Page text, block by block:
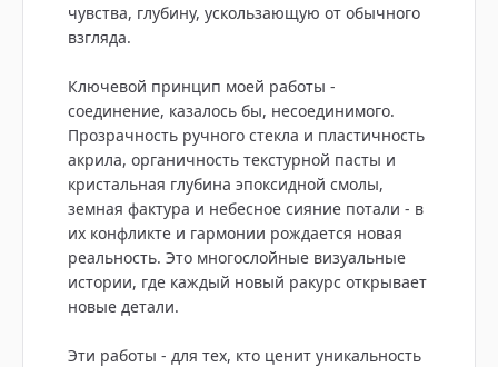
чувства, глубину, ускользающую от обычного
взгляда.
Ключевой принцип моей работы -
соединение, казалось бы, несоединимого.
Прозрачность ручного стекла и пластичность
акрила, органичность текстурной пасты и
кристальная глубина эпоксидной смолы,
земная фактура и небесное сияние потали - в
их конфликте и гармонии рождается новая
реальность. Это многослойные визуальные
истории, где каждый новый ракурс открывает
новые детали.
Эти работы - для тех, кто ценит уникальность